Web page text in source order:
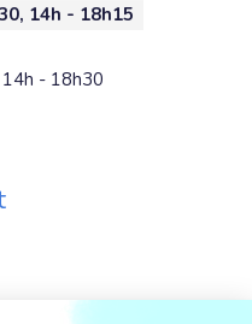
, 14h - 18h15
14h - 18h30